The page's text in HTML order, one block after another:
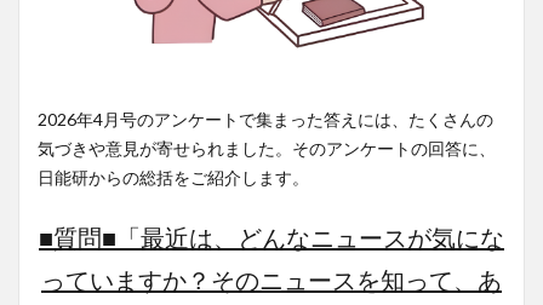
2026年4月号のアンケートで集まった答えには、たくさんの
気づきや意見が寄せられました。そのアンケートの回答に、
日能研からの総括をご紹介します。
■質問■「最近は、どんなニュースが気にな
っていますか？そのニュースを知って、あ